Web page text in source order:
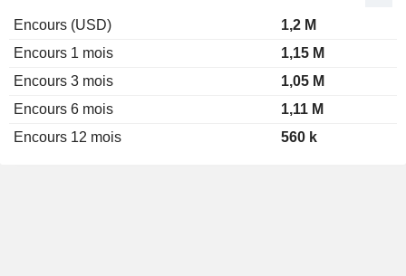
Encours (USD)
1,2 M
Encours 1 mois
1,15 M
Encours 3 mois
1,05 M
Encours 6 mois
1,11 M
Encours 12 mois
560 k